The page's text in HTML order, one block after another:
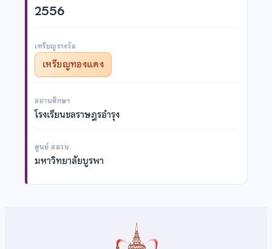
2556
เหรียญรางวัล
เหรียญทองแดง
สถานศึกษา
โรงเรียนชลราษฎรอำรุง
ศูนย์ สอวน.
มหาวิทยาลัยบูรพา